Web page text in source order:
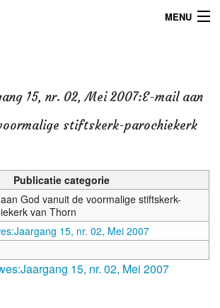
MENU
15, nr. 02, Mei 2007:E-mail aan
stiftskerk-parochiekerk
Publicatie categorie
God vanuit de voormalige stiftskerk-
van Thorn
15, nr. 02, Mei 2007
15, nr. 02, Mei 2007